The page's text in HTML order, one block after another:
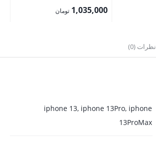
اصلی:1,035,000 تومان
نظرات (0)
iphone 13, iphone 13Pro, iphone
13ProMax